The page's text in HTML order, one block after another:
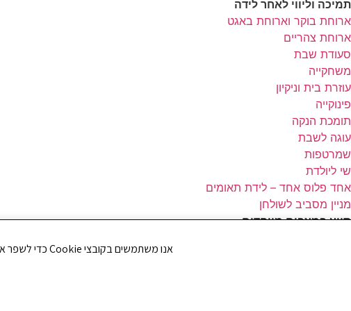
תמיכה וליווי לאחר לידה
ארוחת בוקר וארוחת באגט
ארוחת צהריים
סעודת שבת
משחקייה
עוזרת בית וניקיון
פינוקייה
תומכת הנקה
עוגה לשבת
שמרטפות
שי ליולדת
אחד פלוס אחד – לידת תאומים
מניין מסביב לשולחן
סיוע במצבים מיוחדים
כל הזכויות שמורות לארגון
אנו משתמשים בקובצי Cookie כדי לשפר את חווית הגלישה שלך ולנתח את תנועת הגולשים באתר. האם את/ה מסכים/ה לשימוש בקובצי Cookie?